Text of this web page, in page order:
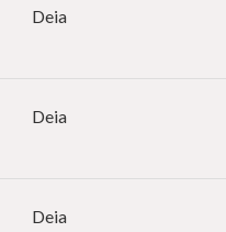
Deia
Deia
Deia